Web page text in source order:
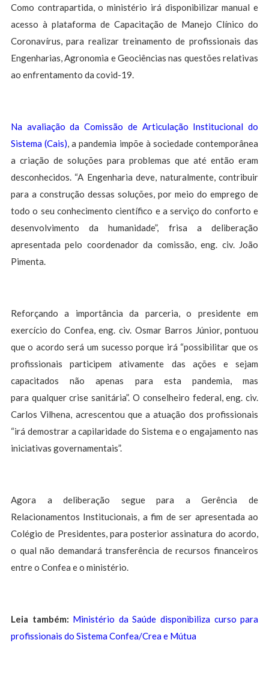
Como contrapartida, o ministério irá disponibilizar manual e
acesso à plataforma de Capacitação de Manejo Clínico do
Coronavírus, para realizar treinamento de profissionais das
Engenharias, Agronomia e Geociências nas questões relativas
ao enfrentamento da covid-19.
Na avaliação da Comissão de Articulação Institucional do
Sistema (Cais), a pandemia impõe à sociedade contemporânea
a criação de soluções para problemas que até então eram
desconhecidos. “A Engenharia deve, naturalmente, contribuir
para a construção dessas soluções, por meio do emprego de
todo o seu conhecimento científico e a serviço do conforto e
desenvolvimento da humanidade”, frisa a deliberação
apresentada pelo coordenador da comissão, eng. civ. João
Pimenta.
Reforçando a importância da parceria, o presidente em
exercício do Confea, eng. civ. Osmar Barros Júnior, pontuou
que o acordo será um sucesso porque irá “possibilitar que os
profissionais participem ativamente das ações e sejam
capacitados não apenas para esta pandemia, mas
para qualquer crise sanitária”. O conselheiro federal, eng. civ.
Carlos Vilhena, acrescentou que a atuação dos profissionais
“irá demostrar a capilaridade do Sistema e o engajamento nas
iniciativas governamentais”.
Agora a deliberação segue para a Gerência de
Relacionamentos Institucionais, a fim de ser apresentada ao
Colégio de Presidentes, para posterior assinatura do acordo,
o qual não demandará transferência de recursos financeiros
entre o Confea e o ministério.
Leia também: Ministério da Saúde disponibiliza curso para
profissionais do Sistema Confea/Crea e Mútua